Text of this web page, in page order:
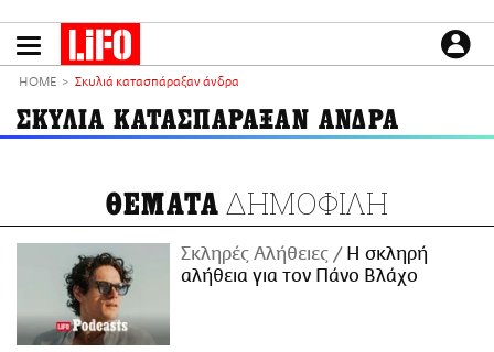
το
LIFO SHOP
ΕΙΔΗΣΕΙΣ
CULTURE
PODCASTS
Plus
HOME Σκυλιά κατασπάραξαν άνδρα
ΣΚΥΛΙΑ ΚΑΤΑΣΠΑΡΑΞΑΝ ΑΝΔΡΑ
ΘΕΜΑΤΑ ΔΗΜΟΦΙΛΗ
Σκληρές Αλήθειες
H σκληρή
αλήθεια για τον Πάνο Βλάχο